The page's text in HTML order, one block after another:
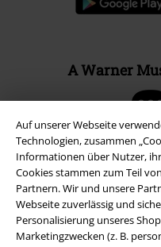
Auf unserer Webseite
Technologien, zusammen
Informationen über Nutzer,
Cookies stammen zum Teil
Partnern. Wir und unsere
Webseite zuverlässig und
Personalisierung unseres
Marketingzwecken (z. B.
A Warner